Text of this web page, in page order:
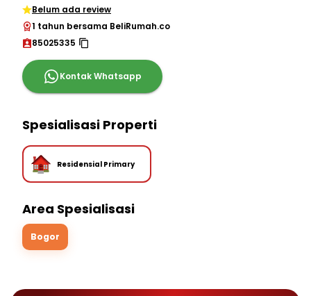
Belum ada review
1 tahun bersama BeliRumah.co
85025335
Kontak Whatsapp
Spesialisasi Properti
Residensial Primary
Area Spesialisasi
Bogor